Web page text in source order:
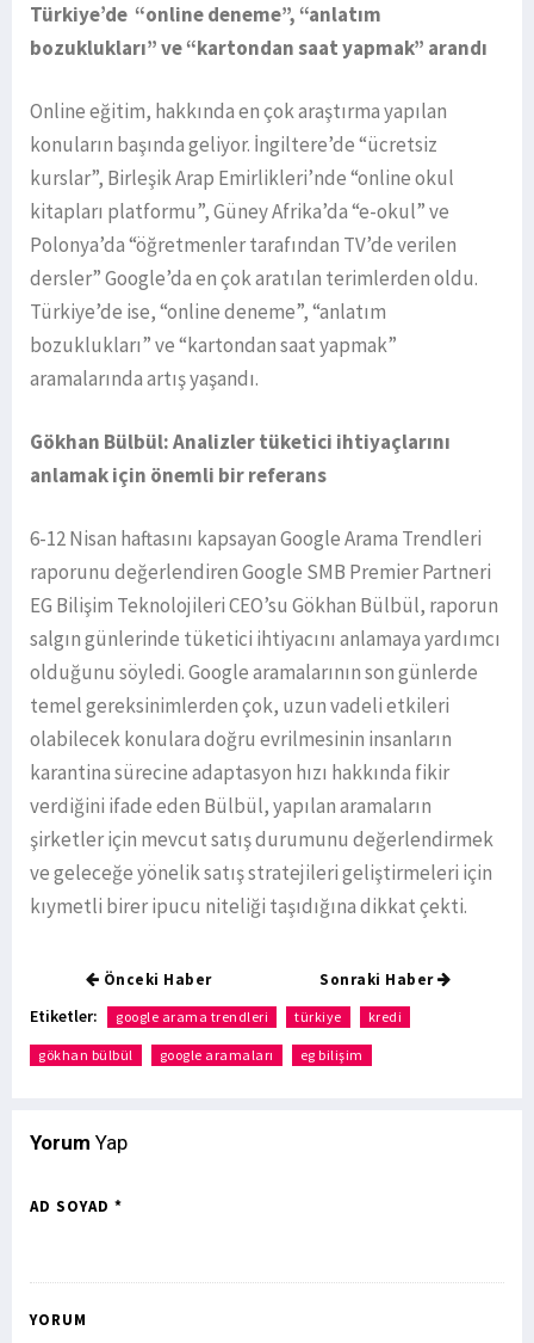
Türkiye’de “online deneme”, “anlatım
bozuklukları” ve “kartondan saat yapmak” arandı
Online eğitim, hakkında en çok araştırma yapılan
konuların başında geliyor. İngiltere’de “ücretsiz
kurslar”, Birleşik Arap Emirlikleri’nde “online okul
kitapları platformu”, Güney Afrika’da “e-okul” ve
Polonya’da “öğretmenler tarafından TV’de verilen
dersler” Google’da en çok aratılan terimlerden oldu.
Türkiye’de ise, “online deneme”, “anlatım
bozuklukları” ve “kartondan saat yapmak”
aramalarında artış yaşandı.
Gökhan Bülbül: Analizler tüketici ihtiyaçlarını
anlamak için önemli bir referans
6-12 Nisan haftasını kapsayan Google Arama Trendleri
raporunu değerlendiren Google SMB Premier Partneri
EG Bilişim Teknolojileri CEO’su Gökhan Bülbül, raporun
salgın günlerinde tüketici ihtiyacını anlamaya yardımcı
olduğunu söyledi. Google aramalarının son günlerde
temel gereksinimlerden çok, uzun vadeli etkileri
olabilecek konulara doğru evrilmesinin insanların
karantina sürecine adaptasyon hızı hakkında fikir
verdiğini ifade eden Bülbül, yapılan aramaların
şirketler için mevcut satış durumunu değerlendirmek
ve geleceğe yönelik satış stratejileri geliştirmeleri için
kıymetli birer ipucu niteliği taşıdığına dikkat çekti.
Önceki Haber Sonraki Haber
Etiketler: google arama trendleri türkiye kredi
gökhan bülbül google aramaları eg bilişim
Yorum Yap
AD SOYAD *
YORUM